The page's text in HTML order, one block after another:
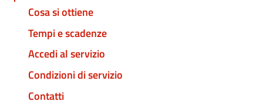
Cosa si ottiene
Tempi e scadenze
Accedi al servizio
Condizioni di servizio
Contatti